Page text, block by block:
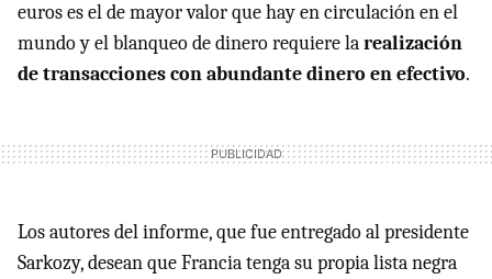
euros es el de mayor valor que hay en circulación en el
mundo y el blanqueo de dinero requiere larealización
de transacciones con abundante dinero en efectivo.
Los autores del informe, que fue entregado al presidente
Sarkozy, desean que Francia tenga su propia lista negra